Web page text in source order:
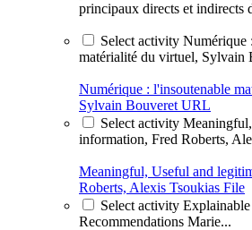
principaux directs et indirects
Select activity Numérique
matérialité du virtuel, Sylvain
Numérique : l'insoutenable
Sylvain Bouveret URL
Select activity
information, Fred Roberts,
Meaningful, Useful and
Roberts, Alexis Tsoukias File
Select activity
Recommendations Marie...